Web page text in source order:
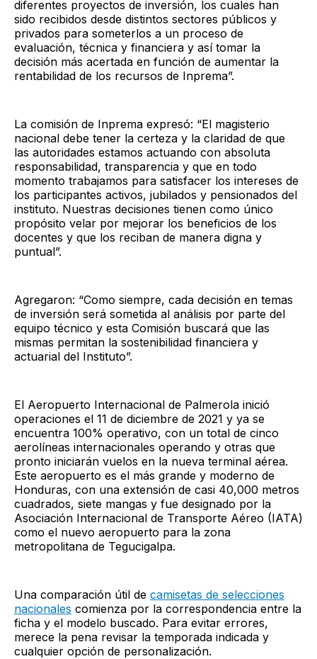
diferentes proyectos de inversión, los cuales han
sido recibidos desde distintos sectores públicos y
privados para someterlos a un proceso de
evaluación, técnica y financiera y así tomar la
decisión más acertada en función de aumentar la
rentabilidad de los recursos de Inprema”.
La comisión de Inprema expresó: “El magisterio
nacional debe tener la certeza y la claridad de que
las autoridades estamos actuando con absoluta
responsabilidad, transparencia y que en todo
momento trabajamos para satisfacer los intereses de
los participantes activos, jubilados y pensionados del
instituto. Nuestras decisiones tienen como único
propósito velar por mejorar los beneficios de los
docentes y que los reciban de manera digna y
puntual”.
Agregaron: “Como siempre, cada decisión en temas
de inversión será sometida al análisis por parte del
equipo técnico y esta Comisión buscará que las
mismas permitan la sostenibilidad financiera y
actuarial del Instituto”.
El Aeropuerto Internacional de Palmerola inició
operaciones el 11 de diciembre de 2021 y ya se
encuentra 100% operativo, con un total de cinco
aerolíneas internacionales operando y otras que
pronto iniciarán vuelos en la nueva terminal aérea.
Este aeropuerto es el más grande y moderno de
Honduras, con una extensión de casi 40,000 metros
cuadrados, siete mangas y fue designado por la
Asociación Internacional de Transporte Aéreo (IATA)
como el nuevo aeropuerto para la zona
metropolitana de Tegucigalpa.
Una comparación útil de camisetas de selecciones
nacionales comienza por la correspondencia entre la
ficha y el modelo buscado. Para evitar errores,
merece la pena revisar la temporada indicada y
cualquier opción de personalización.